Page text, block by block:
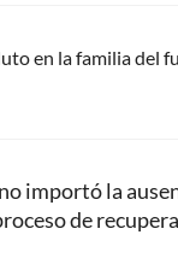
en la familia del
importó la
de